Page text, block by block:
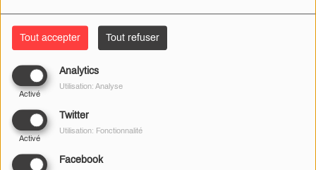
Tout accepter Tout refuser
Analytics
Activé
Utilisation: Analyse
Twitter
Activé
Utilisation: Fonctionnalité
Facebook